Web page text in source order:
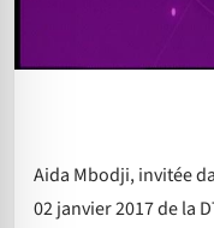
Aida Mbodji, invitée
02 janvier 2017 de la